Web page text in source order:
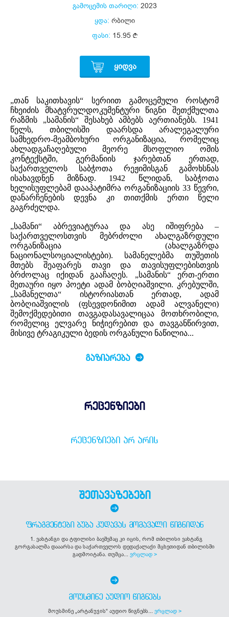
გამოცემის თარიღი: 2023
ყდა: რბილი
ფასი: 15.95
ᲧᲘᲓᲕᲐ
„თან საკითხავის“ სერიით გამოცემული როსტომ
ჩხეიძის მხატვრულდოკუმენტური წიგნი შეთქმულთა
რაზმის „სამანის“ შესახებ ამბებს აერთიანებს. 1941
წელს, თბილისში დაარსდა არალეგალური
სამხედრო-მეამბოხური ორგანიზაცია, რომელიც
ახლადგაჩაღებული მეორე მსოფლიო ომის
კონტექსტში, გერმანიის ჯარებთან ერთად,
საქართველოს საბჭოთა რეჟიმისგან გამოხსნას
ისახავდნენ მიზნად. 1942 წლიდან, საბჭოთა
ხელისუფლებამ დააპატიმრა ორგანიზაციის 33 წევრი,
დანარჩენების დევნა კი თითქმის ერთი წელი
გაგრძელდა.
„სამანი“ აბრევიატურაა და ასე იშიფრება –
საქართველოსთვის მებრძოლი ახალგაზრდული
ორგანიზაცია (ახალგაზრდა
ნაციონალსოციალისტები). სამანელებმა თუშეთის
მთებს შეაფარეს თავი და თავისუფლებისთვის
ბრძოლაც იქიდან გააჩაღეს. „სამანის“ ერთ-ერთი
მეთაური იყო პოეტი ადამ ბობღიაშვილი. კრებულში,
„სამანელთა“ ისტორიასთან ერთად, ადამ
ბობღიაშვილის (ფსევდონიმით ადამ ალვანელი)
შემოქმედებითი თავგადასავალიცაა მოთხრობილი,
რომელიც ელვარე ნიჭიერებით და თავგანწირვით,
მისივე ტრაგიკული ბედის ორგანული ნაწილია...
ᲒᲐᲖᲘᲐᲠᲔᲑᲐ
რეცენზიები
ᲠᲔᲪᲔᲜᲖᲘᲔᲑᲘ ᲐᲠ ᲐᲠᲘᲡ
შეთავაზებები
ᲤᲠᲐᲒᲛᲔᲜᲢᲔᲑᲘ ᲑᲣᲑᲐ ᲙᲣᲓᲐᲕᲐᲡ ᲛᲝᲛᲐᲕᲐᲚᲘ ᲬᲘᲒᲜᲘᲓᲐᲜ
1. ვახტანგი და ტფილისი ბავშვმაც კი იცის, რომ თბილისი ვახტანგ
გორგასალმა დააარსა და საქართველოს დედაქალაქი მცხეთიდან თბილისში
გადმოიტანა. თუმცა... ვრცლად >
ᲛᲝᲣᲡᲛᲘᲜᲔ ᲐᲣᲓᲘᲝ ᲬᲘᲒᲜᲔᲑᲡ
მოუსმინე „არტანუჯის“ აუდიო წიგნებს... ვრცლად >